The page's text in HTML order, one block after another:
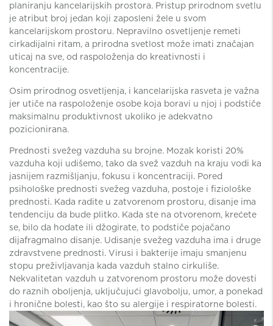
planiranju kancelarijskih prostora. Pristup prirodnom svetlu
je atribut broj jedan koji zaposleni žele u svom
kancelarijskom prostoru. Nepravilno osvetljenje remeti
cirkadijalni ritam, a prirodna svetlost može imati značajan
uticaj na sve, od raspoloženja do kreativnosti i
koncentracije.
Osim prirodnog osvetljenja, i kancelarijska rasveta je važna
jer utiče na raspoloženje osobe koja boravi u njoj i podstiče
maksimalnu produktivnost ukoliko je adekvatno
pozicionirana.
Prednosti svežeg vazduha su brojne. Mozak koristi 20%
vazduha koji udišemo, tako da svež vazduh na kraju vodi ka
jasnijem razmišljanju, fokusu i koncentraciji. Pored
psihološke prednosti svežeg vazduha, postoje i fiziološke
prednosti. Kada radite u zatvorenom prostoru, disanje ima
tendenciju da bude plitko. Kada ste na otvorenom, krećete
se, bilo da hodate ili džogirate, to podstiče pojačano
dijafragmalno disanje. Udisanje svežeg vazduha ima i druge
zdravstvene prednosti. Virusi i bakterije imaju smanjenu
stopu preživljavanja kada vazduh stalno cirkuliše.
Nekvalitetan vazduh u zatvorenom prostoru može dovesti
do raznih oboljenja, uključujući glavobolju, umor, a ponekad
i hronične bolesti, kao što su alergije i respiratorne bolesti.